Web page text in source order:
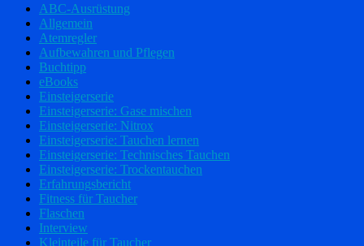
ABC-Ausrüstung
Allgemein
Atemregler
Aufbewahren und Pflegen
Buchtipp
eBooks
Einsteigerserie
Einsteigerserie: Gase mischen
Einsteigerserie: Nitrox
Einsteigerserie: Tauchen lernen
Einsteigerserie: Technisches Tauchen
Einsteigerserie: Trockentauchen
Erfahrungsbericht
Fitness für Taucher
Flaschen
Interview
Kleinteile für Taucher